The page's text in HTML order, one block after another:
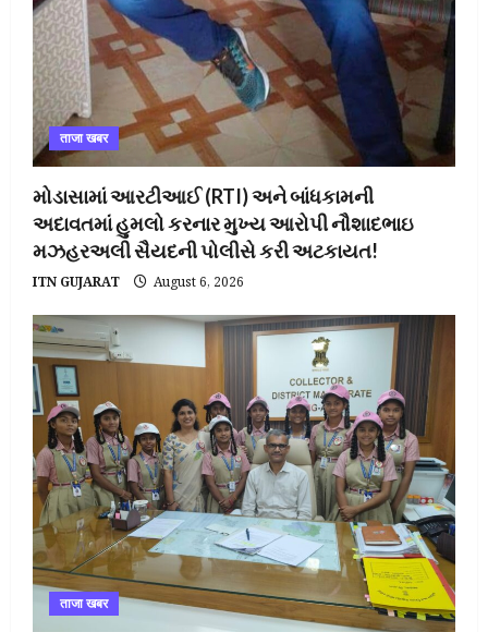
ताजा खबर
મોડાસામાં આરટીઆઈ (RTI) અને બાંધકામની
અદાવતમાં હુમલો કરનાર મુખ્ય આરોપી નૌશાદભાઇ
મઝહરઅલી સૈયદની પોલીસે કરી અટકાયત!
ITN GUJARAT August 6, 2026
ताजा खबर